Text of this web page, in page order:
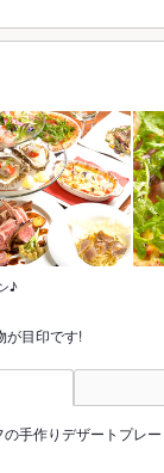
♪
が目印です!
手作りデザートプレ